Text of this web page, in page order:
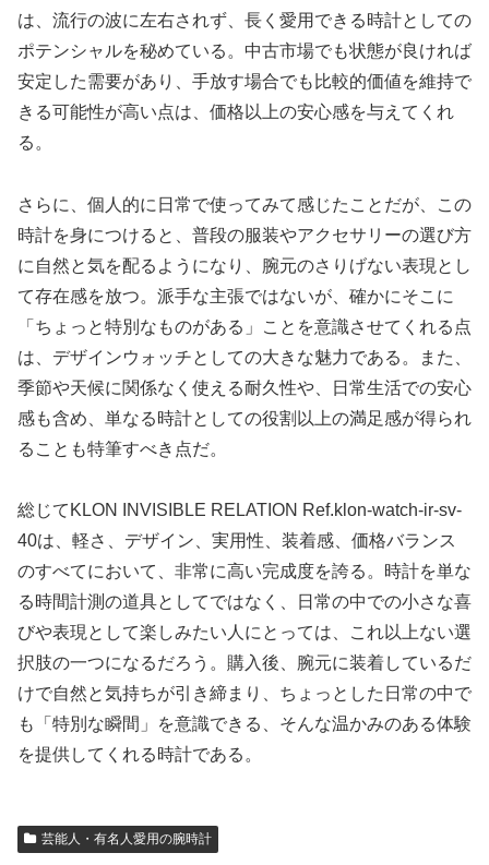
は、流行の波に左右されず、長く愛用できる時計としての
ポテンシャルを秘めている。中古市場でも状態が良ければ
安定した需要があり、手放す場合でも比較的価値を維持で
きる可能性が高い点は、価格以上の安心感を与えてくれ
る。
さらに、個人的に日常で使ってみて感じたことだが、この
時計を身につけると、普段の服装やアクセサリーの選び方
に自然と気を配るようになり、腕元のさりげない表現とし
て存在感を放つ。派手な主張ではないが、確かにそこに
「ちょっと特別なものがある」ことを意識させてくれる点
は、デザインウォッチとしての大きな魅力である。また、
季節や天候に関係なく使える耐久性や、日常生活での安心
感も含め、単なる時計としての役割以上の満足感が得られ
ることも特筆すべき点だ。
総じてKLON INVISIBLE RELATION Ref.klon-watch-ir-sv-
40は、軽さ、デザイン、実用性、装着感、価格バランス
のすべてにおいて、非常に高い完成度を誇る。時計を単な
る時間計測の道具としてではなく、日常の中での小さな喜
びや表現として楽しみたい人にとっては、これ以上ない選
択肢の一つになるだろう。購入後、腕元に装着しているだ
けで自然と気持ちが引き締まり、ちょっとした日常の中で
も「特別な瞬間」を意識できる、そんな温かみのある体験
を提供してくれる時計である。
芸能人・有名人愛用の腕時計